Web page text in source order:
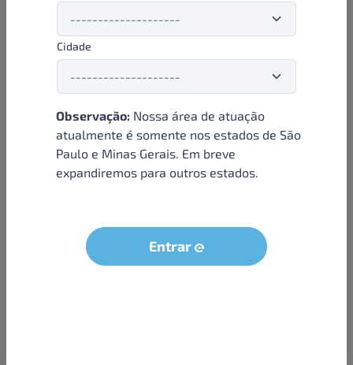
Cidade
Observação: Nossa área de atuação
atualmente é somente nos estados de São
Paulo e Minas Gerais. Em breve
expandiremos para outros estados.
Entrar
Formas de pagamento
Institucional
Sobre nós
Condições e termos
Seja um parceiro
LGPD - Solicitação dos dados do titular